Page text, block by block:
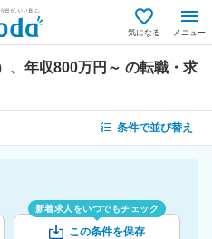
気になる メニュー
、年収800万円～ の転職・求
条件で並び替え
新着求人をいつでもチェック
この条件を保存